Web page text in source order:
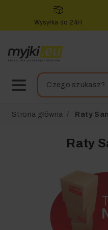
Wysyłka do 24H
Strona główna Raty
Raty